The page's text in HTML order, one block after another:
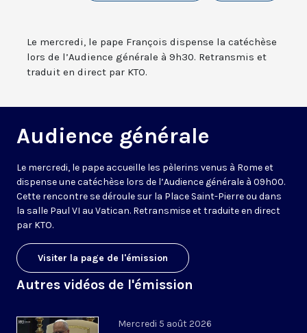
Le mercredi, le pape François dispense la catéchèse
lors de l’Audience générale à 9h30. Retransmis et
traduit en direct par KTO.
Audience générale
Le mercredi, le pape accueille les pèlerins venus à Rome et
dispense une catéchèse lors de l’Audience générale à 09h00.
Cette rencontre se déroule sur la Place Saint-Pierre ou dans
la salle Paul VI au Vatican. Retransmise et traduite en direct
par KTO.
Visiter la page de l'émission
Autres vidéos de l'émission
Mercredi 5 août 2026